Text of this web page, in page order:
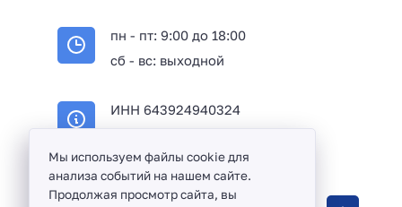
пн - пт: 9:00 до 18:00
сб - вс: выходной
ИНН 643924940324
Мы используем файлы cookie для
анализа событий на нашем сайте.
Продолжая просмотр сайта, вы